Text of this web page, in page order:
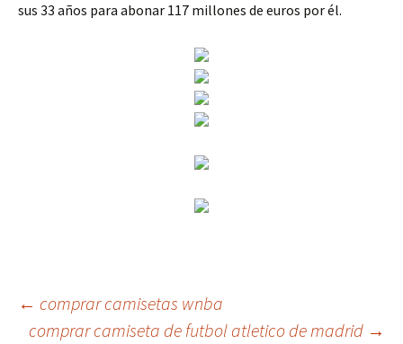
sus 33 años para abonar 117 millones de euros por él.
Navegación
← comprar camisetas wnba
comprar camiseta de futbol atletico de madrid →